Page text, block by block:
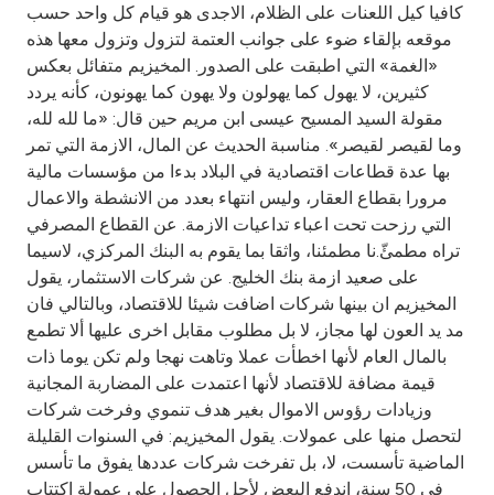
كافيا كيل اللعنات على الظلام، الاجدى هو قيام كل واحد حسب
موقعه بإلقاء ضوء على جوانب العتمة لتزول وتزول معها هذه
«الغمة» التي اطبقت على الصدور. المخيزيم متفائل بعكس
كثيرين، لا يهول كما يهولون ولا يهون كما يهونون، كأنه يردد
مقولة السيد المسيح عيسى ابن مريم حين قال: «ما لله لله،
وما لقيصر لقيصر». مناسبة الحديث عن المال، الازمة التي تمر
بها عدة قطاعات اقتصادية في البلاد بدءا من مؤسسات مالية
مرورا بقطاع العقار، وليس انتهاء بعدد من الانشطة والاعمال
التي رزحت تحت اعباء تداعيات الازمة. عن القطاع المصرفي
تراه مطمئّ.نا مطمئنا، واثقا بما يقوم به البنك المركزي، لاسيما
على صعيد ازمة بنك الخليج. عن شركات الاستثمار، يقول
المخيزيم ان بينها شركات اضافت شيئا للاقتصاد، وبالتالي فان
مد يد العون لها مجاز، لا بل مطلوب مقابل اخرى عليها ألا تطمع
بالمال العام لأنها اخطأت عملا وتاهت نهجا ولم تكن يوما ذات
قيمة مضافة للاقتصاد لأنها اعتمدت على المضاربة المجانية
وزيادات رؤوس الاموال بغير هدف تنموي وفرخت شركات
لتحصل منها على عمولات. يقول المخيزيم: في السنوات القليلة
الماضية تأسست، لا، بل تفرخت شركات عددها يفوق ما تأسس
في 50 سنة، اندفع البعض لأجل الحصول على عمولة اكتتاب